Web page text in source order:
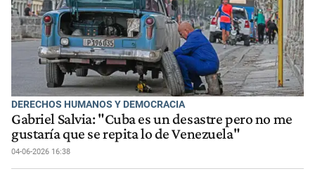
DERECHOS HUMANOS Y DEMOCRACIA
Gabriel Salvia: "Cuba es un desastre pero no me
gustaría que se repita lo de Venezuela"
04-06-2026 16:38